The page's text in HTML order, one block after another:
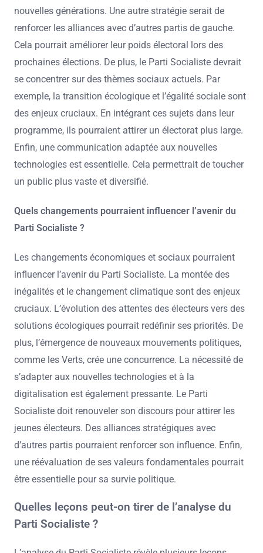
nouvelles générations. Une autre stratégie serait de
renforcer les alliances avec d’autres partis de gauche.
Cela pourrait améliorer leur poids électoral lors des
prochaines élections. De plus, le Parti Socialiste devrait
se concentrer sur des thèmes sociaux actuels. Par
exemple, la transition écologique et l’égalité sociale sont
des enjeux cruciaux. En intégrant ces sujets dans leur
programme, ils pourraient attirer un électorat plus large.
Enfin, une communication adaptée aux nouvelles
technologies est essentielle. Cela permettrait de toucher
un public plus vaste et diversifié.
Quels changements pourraient influencer l’avenir du
Parti Socialiste ?
Les changements économiques et sociaux pourraient
influencer l’avenir du Parti Socialiste. La montée des
inégalités et le changement climatique sont des enjeux
cruciaux. L’évolution des attentes des électeurs vers des
solutions écologiques pourrait redéfinir ses priorités. De
plus, l’émergence de nouveaux mouvements politiques,
comme les Verts, crée une concurrence. La nécessité de
s’adapter aux nouvelles technologies et à la
digitalisation est également pressante. Le Parti
Socialiste doit renouveler son discours pour attirer les
jeunes électeurs. Des alliances stratégiques avec
d’autres partis pourraient renforcer son influence. Enfin,
une réévaluation de ses valeurs fondamentales pourrait
être essentielle pour sa survie politique.
Quelles leçons peut-on tirer de l’analyse du
Parti Socialiste ?